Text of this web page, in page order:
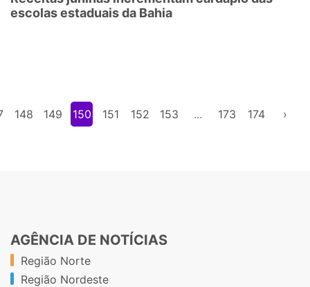
escolas estaduais da Bahia
148 149 150 151 152 153 ... 173 174 ›
AGÊNCIA DE NOTÍCIAS
Região Norte
Região Nordeste